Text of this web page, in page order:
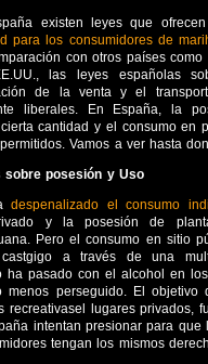
existen leyes que
para los consumidores de
con otros países como
las leyes españolas
de la venta y el
liberales. En España, la
cantidad y el consumo en
Vamos a ver hasta
sobre posesión y Uso
despenalizado el consumo
y la posesión de
Pero el consumo en sitio
a través de una
ha pasado con el alcohol en
menos perseguido. El
recreativasel lugares privados,
intentan presionar para
tengan los mismos